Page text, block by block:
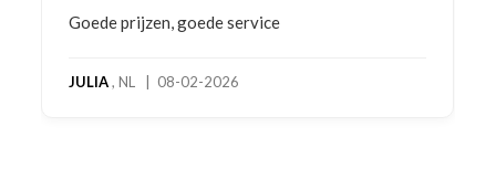
Goede prijzen, goede service
JULIA, NL | 08-02-2026